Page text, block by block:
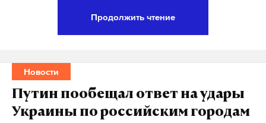
платформы дистанционного электронного
голосования (ДЭГ),
Путин не раз голосовал дистанционно в единый
Продолжить чтение
Новости
Путин пообещал ответ на удары
Украины по российским городам